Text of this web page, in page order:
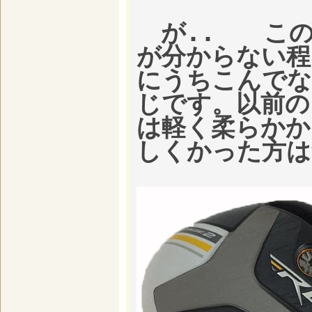
が.. この２
が分からない
にうちこんで
じです。以前
は軽く柔らか
しくかった方